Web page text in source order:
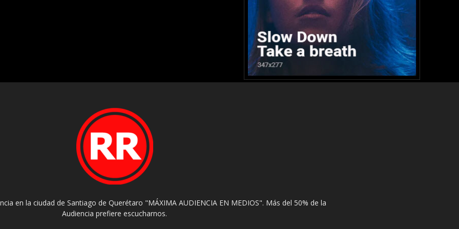
en la ciudad de Santiago de Querétaro "MÁXIMA AUDIENCIA EN MEDIOS". Más del 50% de la
Audiencia prefiere escucharnos.